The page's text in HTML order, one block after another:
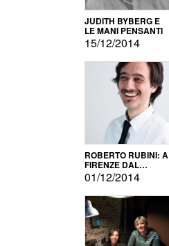
JUDITH BYBERG E
LE MANI PENSANTI
15/12/2014
ROBERTO RUBINI: A
FIRENZE DAL
PRODOTTO ALLA
PROMOZIONE
01/12/2014